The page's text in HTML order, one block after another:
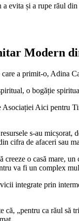
evita și a rupe răul
Modern
a primit-o, Adina
o bogăție
Aici pentru
s-au
cifra de afaceri sau
creeze o casă mare,
va fi un complex
integrate prin
„pentru ca răul să